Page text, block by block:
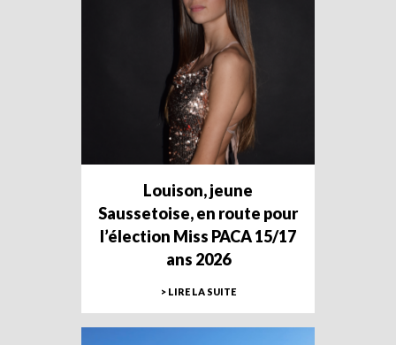
Louison, jeune
Saussetoise, en route pour
l’élection Miss PACA 15/17
ans 2026
> LIRE LA SUITE